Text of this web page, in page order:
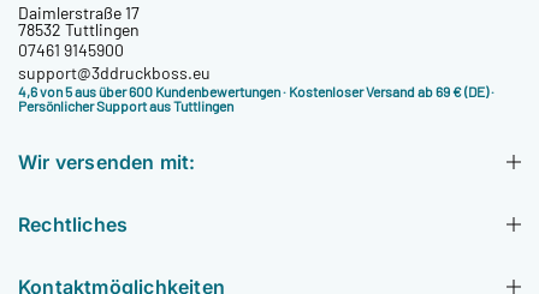
Daimlerstraße 17
78532 Tuttlingen
07461 9145900
support@3ddruckboss.eu
4,6 von 5 aus über 600 Kundenbewertungen· Kostenloser Versand ab 69 € (DE) ·
Persönlicher Support aus Tuttlingen
Wir versenden mit:
Rechtliches
Kontaktmöglichkeiten